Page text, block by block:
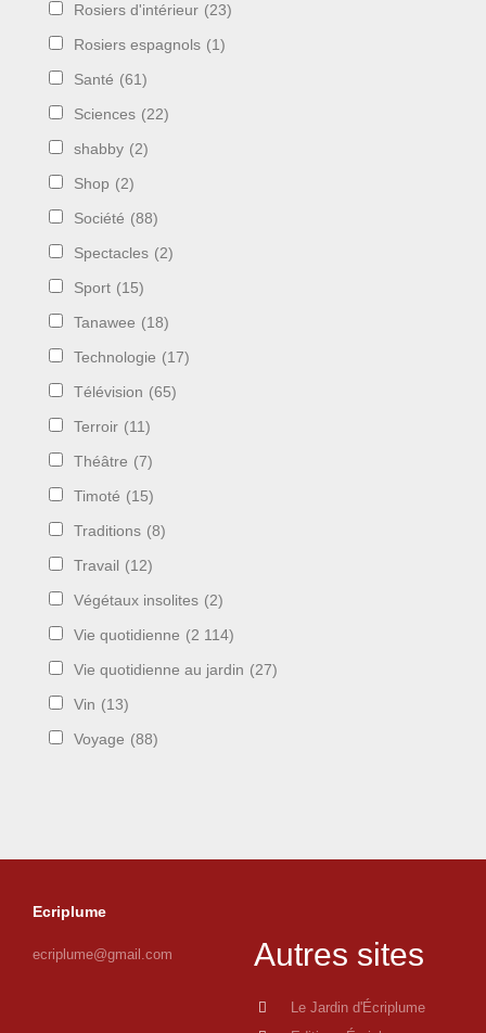
Rosiers d'intérieur (23)
Rosiers espagnols (1)
Santé (61)
Sciences (22)
shabby (2)
Shop (2)
Société (88)
Spectacles (2)
Sport (15)
Tanawee (18)
Technologie (17)
Télévision (65)
Terroir (11)
Théâtre (7)
Timoté (15)
Traditions (8)
Travail (12)
Végétaux insolites (2)
Vie quotidienne (2 114)
Vie quotidienne au jardin (27)
Vin (13)
Voyage (88)
Ecriplume
ecriplume@gmail.com Autres sites
Le Jardin d'Écriplume